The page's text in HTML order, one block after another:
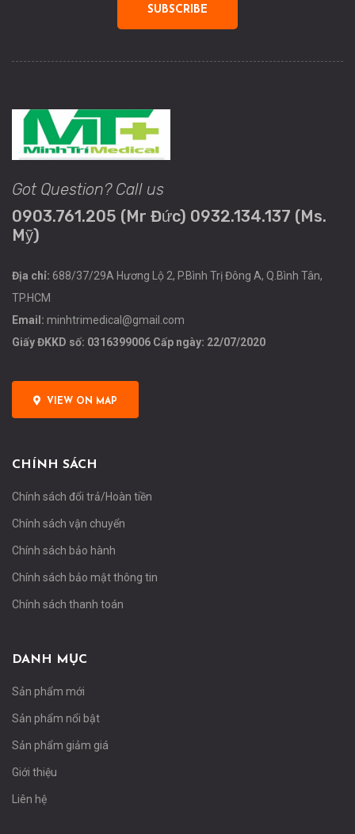
SUBSCRIBE
Got Question? Call us
0903.761.205 (Mr Đức) 0932.134.137 (Ms.
Mỹ)
Địa chỉ: 688/37/29A Hương Lộ 2, P.Bình Trị Đông A, Q.Bình Tân,
TP.HCM
Email: minhtrimedical@gmail.com
Giấy ĐKKD số: 0316399006 Cấp ngày: 22/07/2020
VIEW ON MAP
CHÍNH SÁCH
Chính sách đổi trả/Hoàn tiền
Chính sách vận chuyển
Chính sách bảo hành
Chính sách bảo mật thông tin
Chính sách thanh toán
DANH MỤC
Sản phẩm mới
Sản phẩm nổi bật
Sản phẩm giảm giá
Giới thiệu
Liên hệ